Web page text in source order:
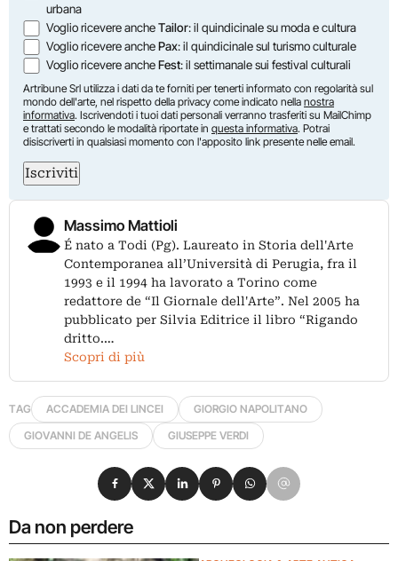
urbana
Voglio ricevere ancheTailor: il quindicinale su moda e cultura
Voglio ricevere anchePax: il quindicinale sul turismo culturale
Voglio ricevere ancheFest: il settimanale sui festival culturali
Artribune Srl utilizza i dati da te forniti per tenerti informato con regolarità sul
mondo dell'arte, nel rispetto della privacy come indicato nella nostra
informativa. Iscrivendoti i tuoi dati personali verranno trasferiti su MailChimp
e trattati secondo le modalità riportate in questa informativa. Potrai
disiscriverti in qualsiasi momento con l'apposito link presente nelle email.
Iscriviti
Massimo Mattioli
É nato a Todi (Pg). Laureato in Storia dell'Arte
Contemporanea all’Università di Perugia, fra il
1993 e il 1994 ha lavorato a Torino come
redattore de “Il Giornale dell'Arte”. Nel 2005 ha
pubblicato per Silvia Editrice il libro “Rigando
dritto.…
Scopri di più
TAG ACCADEMIA DEI LINCEI
GIORGIO NAPOLITANO
GIOVANNI DE ANGELIS
GIUSEPPE VERDI
Da non perdere
Condividi su Facebook
Condividi su X
Condividi su LinkedIn
Condividi su Pinterest
Condividi su WhatsApp
Condividi su Email